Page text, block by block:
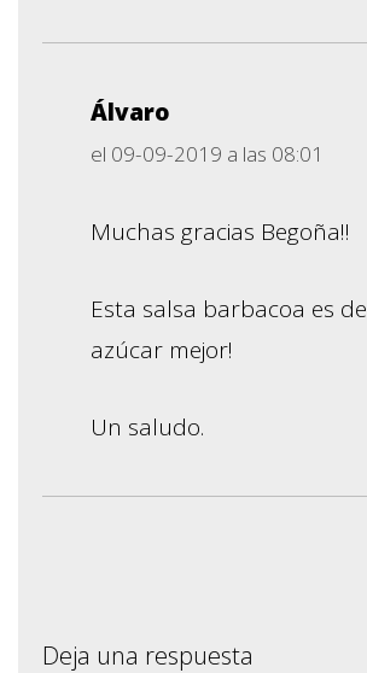
Álvaro
el 09-09-2019 a las 08:01
Muchas gracias Begoña!!
Esta salsa barbacoa es
azúcar mejor!
Un saludo.
Deja una respuesta